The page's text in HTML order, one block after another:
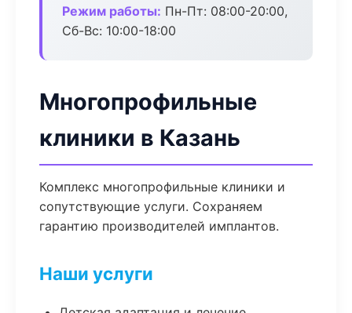
Режим работы: Пн-Пт: 08:00-20:00,
Сб-Вс: 10:00-18:00
Многопрофильные
клиники в Казань
Комплекс многопрофильные клиники и
сопутствующие услуги. Сохраняем
гарантию производителей имплантов.
Наши услуги